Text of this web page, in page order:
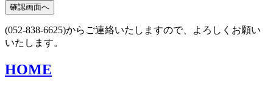
(052-838-6625)からご連絡いたしますので、よろしくお願い
いたします。
HOME